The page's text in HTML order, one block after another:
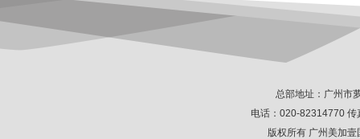
总部地址：广州市
电话：020-82314770
版权所有 广州美加